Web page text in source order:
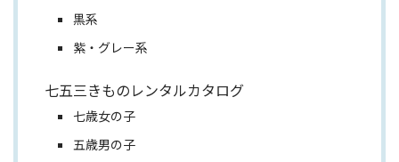
黒系
紫・グレー系
七五三きものレンタルカタログ
七歳女の子
五歳男の子